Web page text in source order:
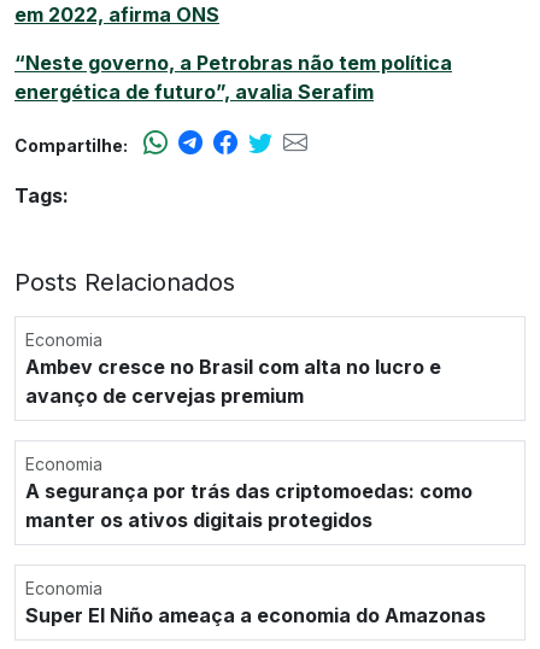
em 2022, afirma ONS
“Neste governo, a Petrobras não tem política
energética de futuro”, avalia Serafim
Compartilhe:
Tags:
Posts Relacionados
Economia
Ambev cresce no Brasil com alta no lucro e
avanço de cervejas premium
Economia
A segurança por trás das criptomoedas: como
manter os ativos digitais protegidos
Economia
Super El Niño ameaça a economia do Amazonas